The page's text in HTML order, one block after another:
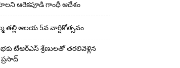
ఆరెకపూడి గాంధీ ఆదేశం
త‌ల్లి ఆలయ 5వ వార్షికోత్సవం
టీఆర్ఎస్ శ్రేణుల‌తో త‌ర‌లివెళ్లిన